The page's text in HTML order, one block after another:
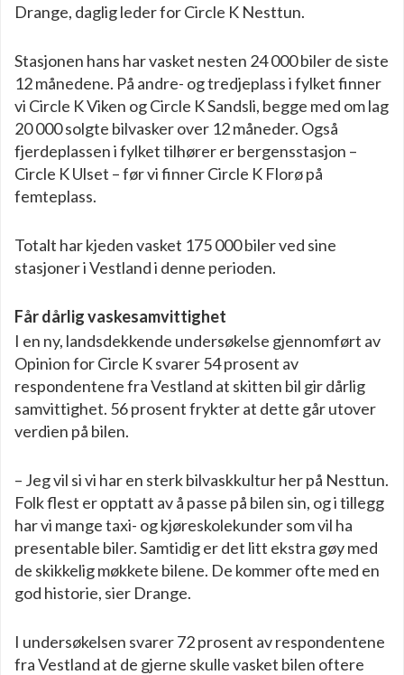
Drange, daglig leder for Circle K Nesttun.
Stasjonen hans har vasket nesten 24 000 biler de siste
12 månedene. På andre- og tredjeplass i fylket finner
vi Circle K Viken og Circle K Sandsli, begge med om lag
20 000 solgte bilvasker over 12 måneder. Også
fjerdeplassen i fylket tilhører er bergensstasjon –
Circle K Ulset – før vi finner Circle K Florø på
femteplass.
Totalt har kjeden vasket 175 000 biler ved sine
stasjoner i Vestland i denne perioden.
Får dårlig vaskesamvittighet
I en ny, landsdekkende undersøkelse gjennomført av
Opinion for Circle K svarer 54 prosent av
respondentene fra Vestland at skitten bil gir dårlig
samvittighet. 56 prosent frykter at dette går utover
verdien på bilen.
– Jeg vil si vi har en sterk bilvaskkultur her på Nesttun.
Folk flest er opptatt av å passe på bilen sin, og i tillegg
har vi mange taxi- og kjøreskolekunder som vil ha
presentable biler. Samtidig er det litt ekstra gøy med
de skikkelig møkkete bilene. De kommer ofte med en
god historie, sier Drange.
I undersøkelsen svarer 72 prosent av respondentene
fra Vestland at de gjerne skulle vasket bilen oftere